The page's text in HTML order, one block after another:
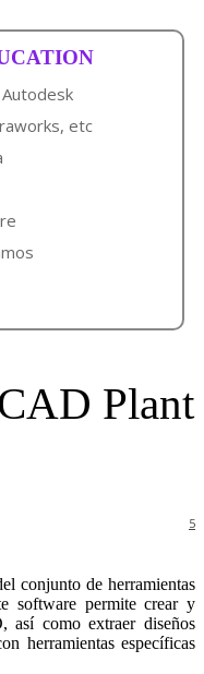
etc
Plant
5
conjunto de herramientas
software permite crear y
así como extraer diseños
herramientas específicas